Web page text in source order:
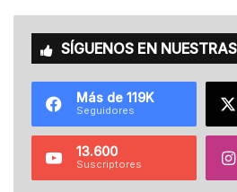
SÍGUENOS EN
Más de 119K
Seguidores
13.600
Suscriptores